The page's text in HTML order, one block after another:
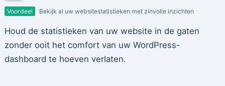
Voordeel Bekijk al uw websitestatistieken met zinvolle inzichten
Houd de statistieken van uw website in de gaten
zonder ooit het comfort van uw WordPress-
dashboard te hoeven verlaten.